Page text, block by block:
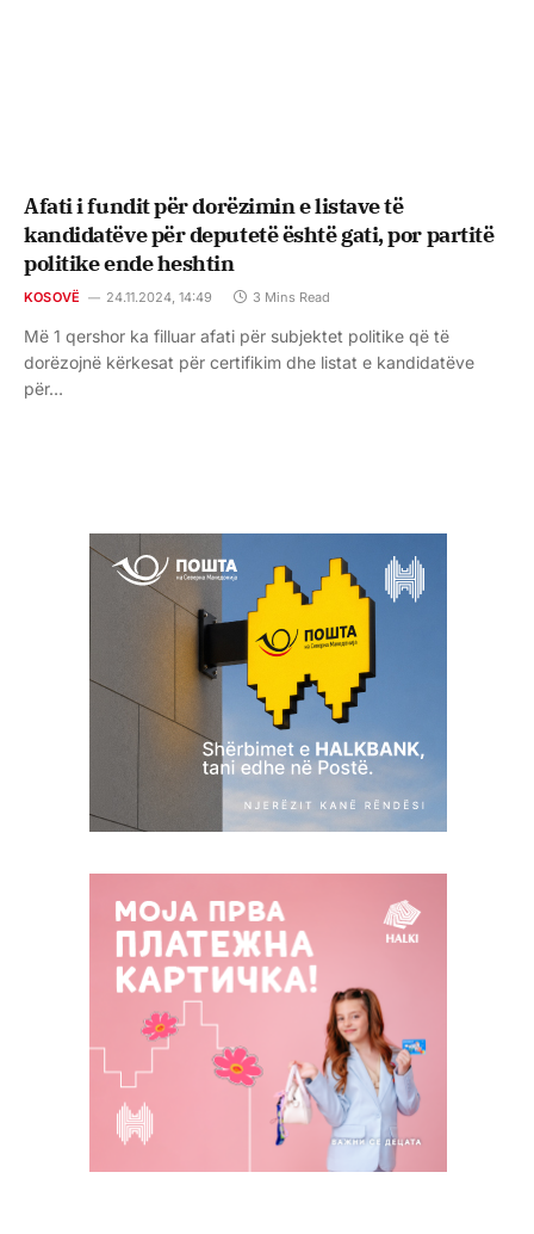
Afati i fundit për dorëzimin e listave të
kandidatëve për deputetë është gati, por partitë
politike ende heshtin
KOSOVË 24.11.2024, 14:49 3 Mins Read
Më 1 qershor ka filluar afati për subjektet politike që të
dorëzojnë kërkesat për certifikim dhe listat e kandidatëve
për…